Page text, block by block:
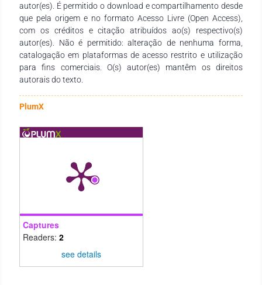
autor(es). É permitido o download e compartilhamento desde
que pela origem e no formato Acesso Livre (Open Access),
com os créditos e citação atribuídos ao(s) respectivo(s)
autor(es). Não é permitido: alteração de nenhuma forma,
catalogação em plataformas de acesso restrito e utilização
para fins comerciais. O(s) autor(es) mantêm os direitos
autorais do texto.
PlumX
Captures
Readers: 2
see details